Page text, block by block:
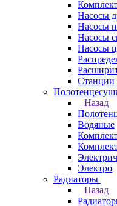
Насосы
Насосы
Насосы
Насосы
Станции
Назад
Водяные
Электро
Радиаторы
Назад